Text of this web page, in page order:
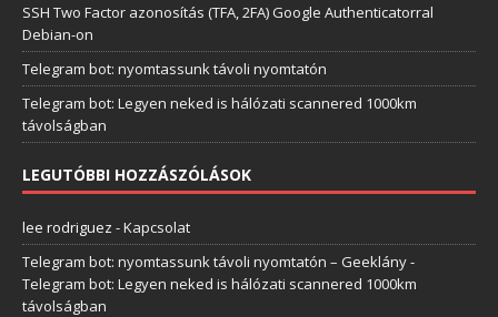
SSH Two Factor azonosítás (TFA, 2FA) Google Authenticatorral
Debian-on
Telegram bot: nyomtassunk távoli nyomtatón
Telegram bot: Legyen neked is hálózati scannered 1000km
távolságban
LEGUTÓBBI HOZZÁSZÓLÁSOK
lee rodriguez -Kapcsolat
Telegram bot: nyomtassunk távoli nyomtatón – Geeklány-
Telegram bot: Legyen neked is hálózati scannered 1000km
távolságban